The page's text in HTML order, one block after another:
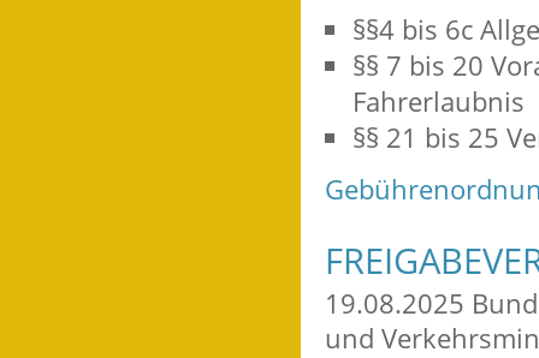
§§4 bis 6c
§§ 7 bis 20
Fahrerlaubnis
§§ 21 bis 25
19.08.2025
und